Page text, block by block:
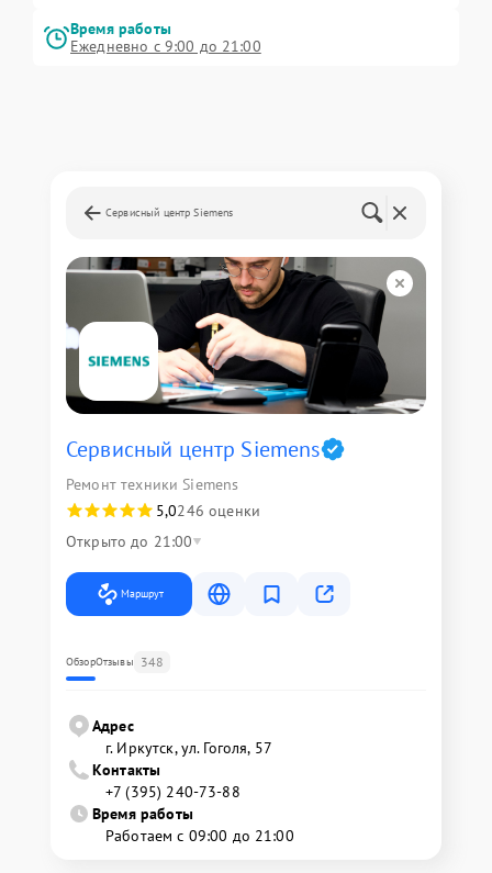
Время работы
Ежедневно с 9:00 до 21:00
Сервисный центр Siemens
Сервисный центр Siemens
Ремонт техники Siemens
5,0246 оценки
Открыто до 21:00
Маршрут
ОбзорОтзывы 348
Адрес
г. Иркутск, ул. ​Гоголя, 57
Контакты
+7 (395) 240-73-88
Время работы
Работаем с 09:00 до 21:00